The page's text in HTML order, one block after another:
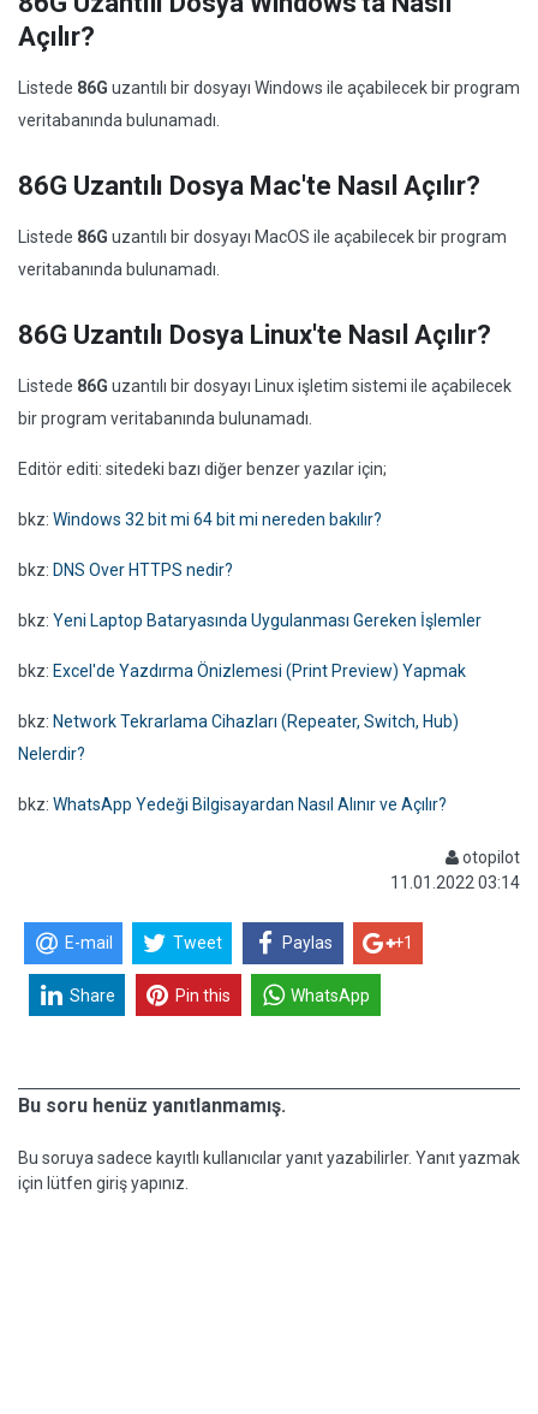
Açılır?
Listede 86G uzantılı bir dosyayı Windows ile açabilecek bir program
veritabanında bulunamadı.
86G Uzantılı Dosya Mac'te Nasıl Açılır?
Listede 86G uzantılı bir dosyayı MacOS ile açabilecek bir program
veritabanında bulunamadı.
86G Uzantılı Dosya Linux'te Nasıl Açılır?
Listede 86G uzantılı bir dosyayı Linux işletim sistemi ile açabilecek
bir program veritabanında bulunamadı.
Editör editi: sitedeki bazı diğer benzer yazılar için;
bkz: Windows 32 bit mi 64 bit mi nereden bakılır?
bkz: DNS Over HTTPS nedir?
bkz: Yeni Laptop Bataryasında Uygulanması Gereken İşlemler
bkz: Excel'de Yazdırma Önizlemesi (Print Preview) Yapmak
bkz: Network Tekrarlama Cihazları (Repeater, Switch, Hub)
Nelerdir?
bkz: WhatsApp Yedeği Bilgisayardan Nasıl Alınır ve Açılır?
otopilot
11.01.2022 03:14
E-mail Tweet Paylas +1
Share Pin this WhatsApp
Bu soru henüz yanıtlanmamış.
Bu soruya sadece kayıtlı kullanıcılar yanıt yazabilirler. Yanıt yazmak
için lütfen giriş yapınız.